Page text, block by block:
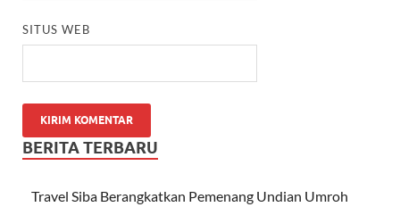
SITUS WEB
BERITA TERBARU
Travel Siba Berangkatkan Pemenang Undian Umroh